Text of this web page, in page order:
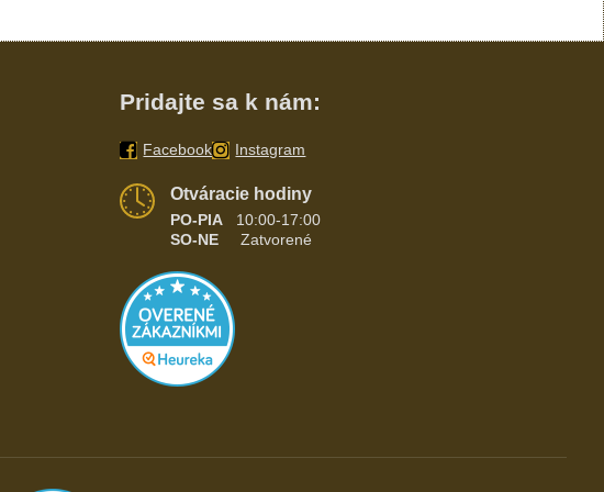
Pridajte sa k nám:
Facebook Instagram
Otváracie hodiny
PO-PIA
10:00-17:00
SO-NE Zatvorené